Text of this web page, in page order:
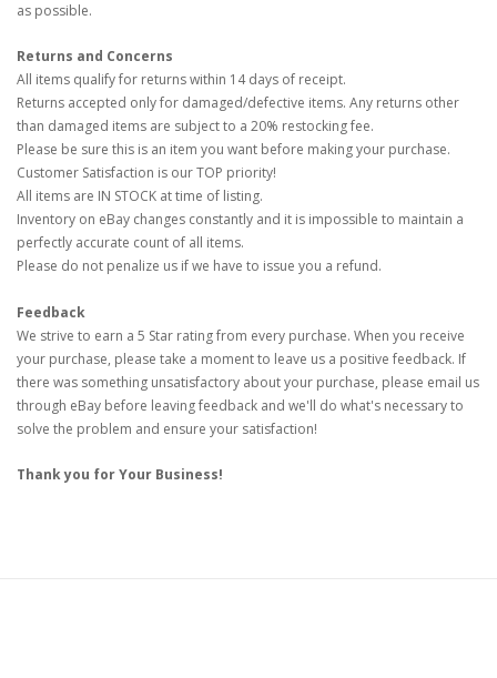
as possible.
Returns and Concerns
All items qualify for returns within 14 days of receipt.
Returns accepted only for damaged/defective items. Any returns other
than damaged items are subject to a 20% restocking fee.
Please be sure this is an item you want before making your purchase.
Customer Satisfaction is our TOP priority!
All items are IN STOCK at time of listing.
Inventory on eBay changes constantly and it is impossible to maintain a
perfectly accurate count of all items.
Please do not penalize us if we have to issue you a refund.
Feedback
We strive to earn a 5 Star rating from every purchase. When you receive
your purchase, please take a moment to leave us a positive feedback. If
there was something unsatisfactory about your purchase, please email us
through eBay before leaving feedback and we'll do what's necessary to
solve the problem and ensure your satisfaction!
Thank you for Your Business!